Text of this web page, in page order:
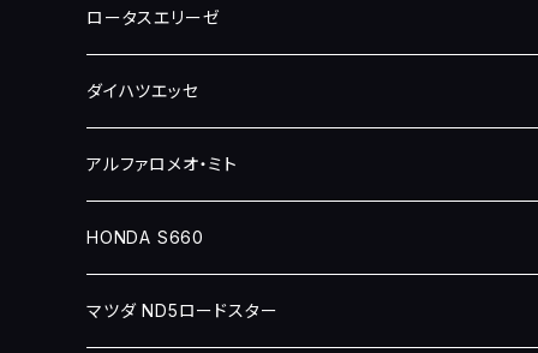
ロータスエリーゼ
ダイハツエッセ
アルファロメオ・ミト
HONDA S660
マツダ ND5ロードスター